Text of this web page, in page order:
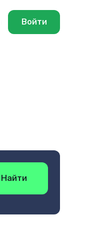
Войти
Найти